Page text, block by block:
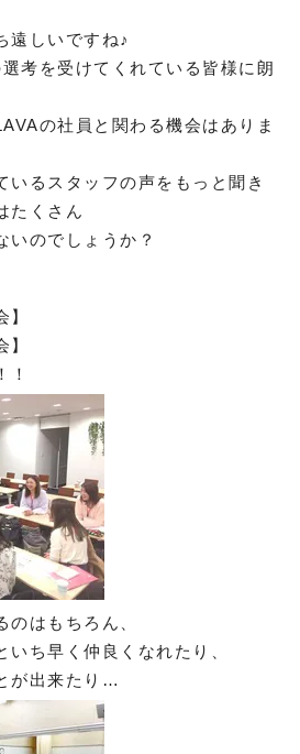
遠しいですね♪
考を受けてくれている皆様に朗
の社員と関わる機会はありま
いるスタッフの声をもっと聞き
たくさん
いのでしょうか？
！
のはもちろん、
いち早く仲良くなれたり、
が出来たり…